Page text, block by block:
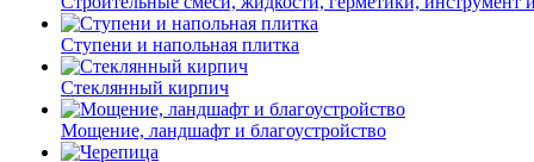
Ступени и напольная плитка
Cтеклянный кирпич
Мощение, ландшафт и благоустройство